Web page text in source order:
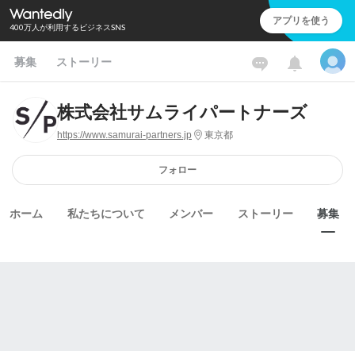
400万人が利用するビジネスSNS アプリを使う
募集 ストーリー
株式会社サムライパートナーズ
https://www.samurai-partners.jp 東京都
フォロー
ホーム 私たちについて メンバー ストーリー 募集